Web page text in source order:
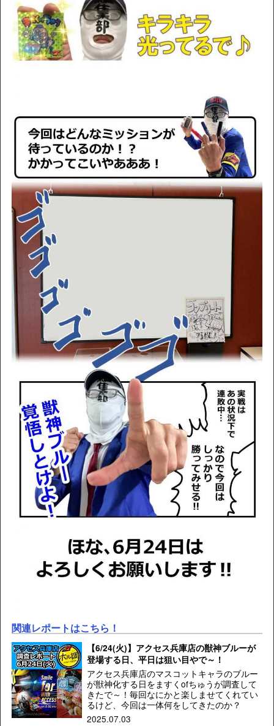
関連レポートはこちら！
【6/24(火)】アクセス兵庫店の獣神ブルーが
登場する日、平日は狙い目やで～！
アクセス兵庫店のマスコットキャラのブルー
が獣神化する日をますくofちゅうが調査して
きたで～！毎回なにかと楽しませてくれてい
るけど、今回は一体何をしてきたのか？
2025.07.03